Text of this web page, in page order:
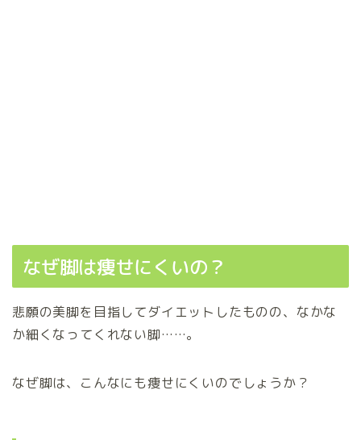
なぜ脚は痩せにくいの？
悲願の美脚を目指してダイエットしたものの、なかな
か細くなってくれない脚……。
なぜ脚は、こんなにも痩せにくいのでしょうか？